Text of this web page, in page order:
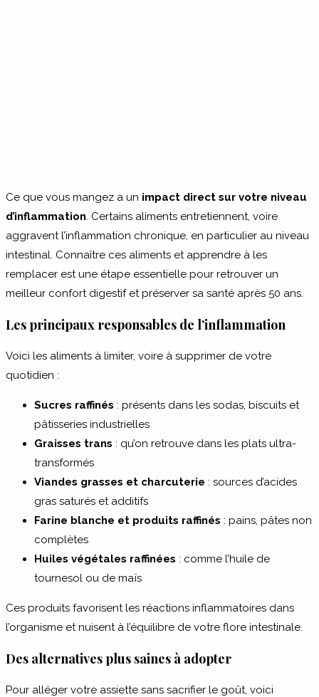
Ce que vous mangez a un impact direct sur votre niveau
d’inflammation. Certains aliments entretiennent, voire
aggravent l’inflammation chronique, en particulier au niveau
intestinal. Connaître ces aliments et apprendre à les
remplacer est une étape essentielle pour retrouver un
meilleur confort digestif et préserver sa santé après 50 ans.
Les principaux responsables de l’inflammation
Voici les aliments à limiter, voire à supprimer de votre
quotidien :
Sucres raffinés : présents dans les sodas, biscuits et
pâtisseries industrielles
Graisses trans : qu’on retrouve dans les plats ultra-
transformés
Viandes grasses et charcuterie : sources d’acides
gras saturés et additifs
Farine blanche et produits raffinés : pains, pâtes non
complètes
Huiles végétales raffinées : comme l’huile de
tournesol ou de maïs
Ces produits favorisent les réactions inflammatoires dans
l’organisme et nuisent à l’équilibre de votre flore intestinale.
Des alternatives plus saines à adopter
Pour alléger votre assiette sans sacrifier le goût, voici